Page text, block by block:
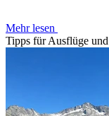
Mehr lesen
Tipps für Ausflüge